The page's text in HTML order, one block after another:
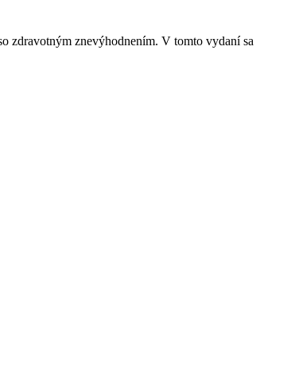
zdravotným znevýhodnením. V tomto vydaní sa